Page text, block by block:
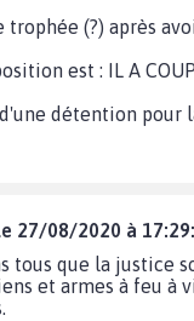
trophée (?) après
est : IL A
d'une détention
27/08/2020 à
tous que la justice
et armes à feu à